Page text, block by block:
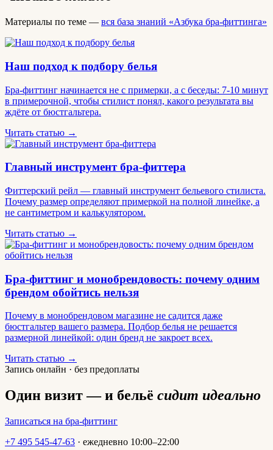
Материалы по теме — вся база знаний «Азбука бра-фиттинга»
Наш подход к подбору белья
Бра-фиттинг начинается не с примерки, а с беседы: 7-10 минут
в примерочной, чтобы стилист понял, какого результата вы
ждёте от бюстгальтера.
Читать статью →
Главный инструмент бра-фиттера
Фиттерский рейл — главный инструмент бельевого стилиста.
Почему размер определяют примеркой на полной линейке, а
не сантиметром и калькулятором.
Читать статью →
Бра-фиттинг и монобрендовость: почему одним
брендом обойтись нельзя
Почему в монобрендовом магазине не садится даже
бюстгальтер вашего размера. Подбор белья не решается
размерной линейкой: один бренд не закроет всех.
Читать статью →
Запись онлайн · без предоплаты
Один визит — и бельё сидит идеально
Записаться на бра-фиттинг
+7 495 545-47-63 · ежедневно 10:00–22:00